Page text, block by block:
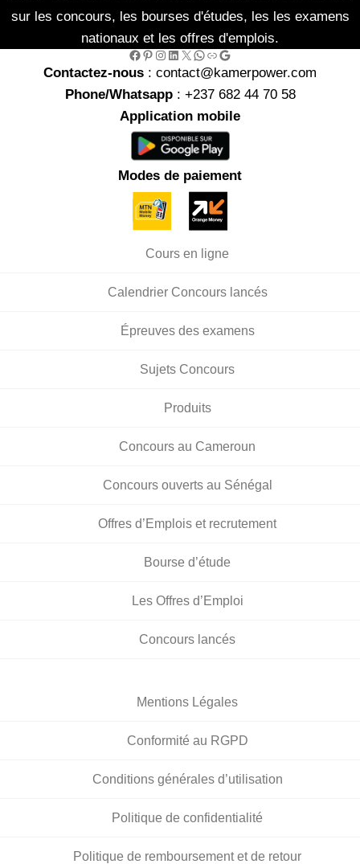
sur les concours, les bourses d'études, les les examens
nationaux et les offres d'emplois.
Facebook Pinterest InstagramLinkedIn X WhatsApp Link Google
Contactez-nous : contact@kamerpower.com
Phone/Whatsapp: +237 682 44 70 58
Application mobile
Modes de paiement
Cours en ligne
Calendrier Concours lancés
Épreuves des examens
Sujets Concours
Produits
Concours au Cameroun
Concours ouverts au Sénégal
Offres d’Emplois et recrutement
Bourse d’étude
Les Offres d’Emploi
Concours lancés
Mentions Légales
Conformité au RGPD
Conditions générales d’utilisation
Politique de confidentialité
Politique de remboursement et de retour